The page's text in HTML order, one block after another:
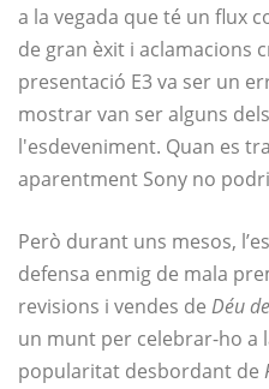
a la vegada que té un flux
de gran èxit i aclamacions
presentació E3 va ser un
mostrar van ser alguns
l'esdeveniment. Quan es
aparentment Sony no
Però durant uns mesos,
defensa enmig de mala
revisions i vendes de Déu
un munt per celebrar-ho a
popularitat desbordant de